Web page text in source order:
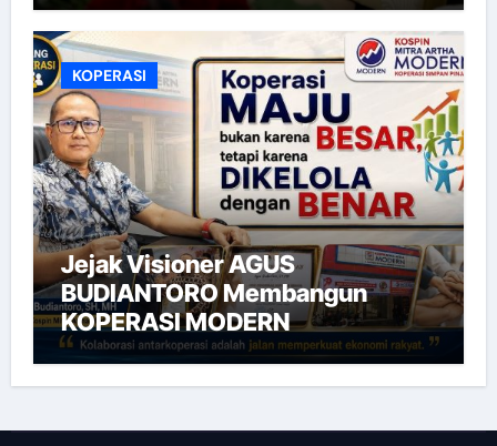
KOPERASI
Jejak Visioner AGUS
BUDIANTORO Membangun
KOPERASI MODERN